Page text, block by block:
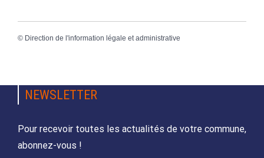
© Direction de l'information légale et administrative
NEWSLETTER
Pour recevoir toutes les actualités de votre commune,
abonnez-vous !